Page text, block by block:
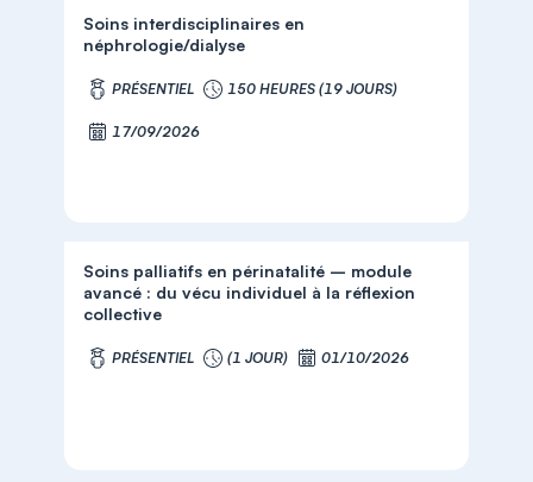
Soins interdisciplinaires en
néphrologie/dialyse
PRÉSENTIEL 150 HEURES (19 JOURS)
17/09/2026
Soins palliatifs en périnatalité – module
avancé : du vécu individuel à la réflexion
collective
PRÉSENTIEL (1 JOUR) 01/10/2026